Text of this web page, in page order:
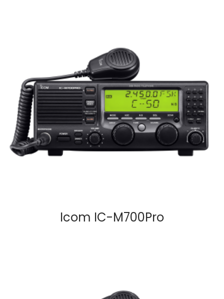
Icom IC-M700Pro